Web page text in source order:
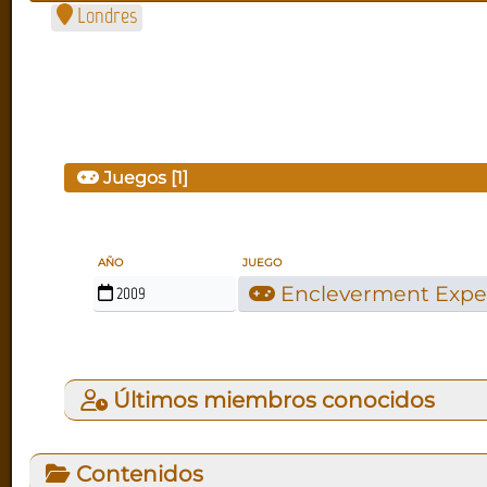
Londres
Juegos [1]
AÑO JUEGO
2009 Encleverment
Últimos miembros conocidos
Contenidos